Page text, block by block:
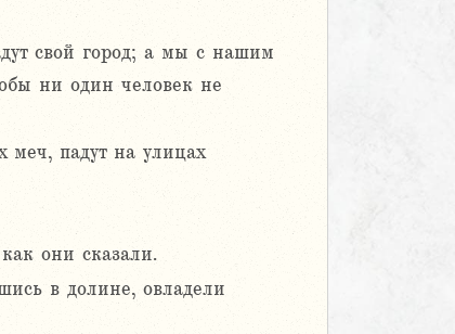
свой город; а мы с нашим
ни один человек не
падут на улицах
они сказали.
в долине, овладели